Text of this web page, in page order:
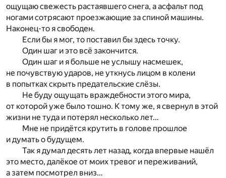
ощущаю свежесть растаявшего снега, а асфальт под
ногами сотрясают проезжающие за спиной машины.
Наконец-то я свободен.
Если бы я мог, то поставил бы здесь точку.
Один шаг и это всё закончится.
Один шаг и я больше не услышу насмешек,
не почувствую ударов, не уткнусь лицом в колени
в попытках скрыть предательские слёзы.
Не буду ощущать враждебности этого мира,
от которой уже было тошно. К тому же, я свернул в этой
жизни не туда и потерял несколько лет…
Мне не придётся крутить в голове прошлое
и думать о будущем.
Так я думал десять лет назад, когда впервые нашёл
это место, далёкое от моих тревог и переживаний,
а затем посмотрел вниз…